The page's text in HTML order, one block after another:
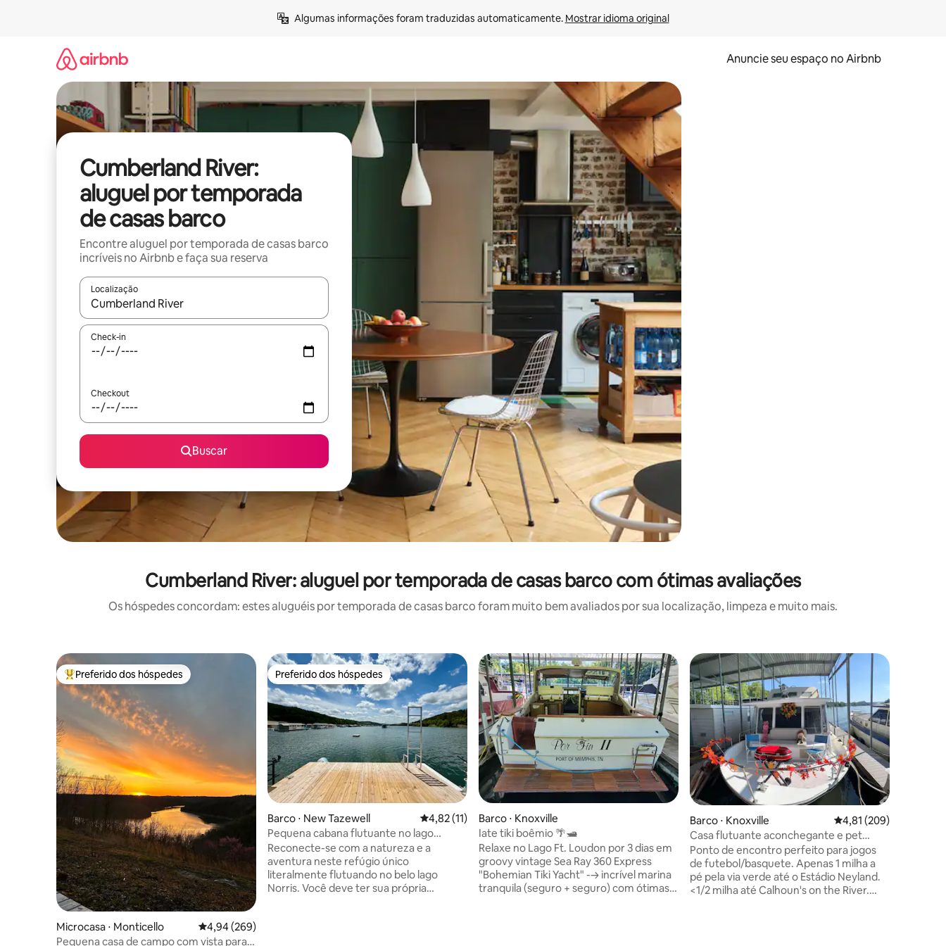
Algumas informações foram traduzidas automaticamente. Mostrar idioma original
Anuncie seu espaço no Airbnb
Cumberland River:
aluguel por temporada
de casas barco
Encontre aluguel por temporada de casas barco
incríveis no Airbnb e faça sua reserva
Localização
Quando os resultados estiverem disponíveis, explore-os usando as seta para cima e para baixo do teclado ou tocando e deslizando o dedo na tela.
Check-in
Checkout
Buscar
Cumberland River: aluguel por temporada de casas barco com ótimas avaliações
Os hóspedes concordam: estes aluguéis por temporada de casas barco foram muito bem avaliados por sua localização, limpeza e muito mais.
Entre os melhores preferidos dos hóspedes
Preferido dos hóspedes
Microcasa ⋅ Monticello 4,94 de uma avaliação média de 5, 269 avaliações
4,94 (269)
Pequena casa de campo com vista para o
Preferido dos hóspedes
Preferido dos hóspedes
Barco ⋅ New Tazewell 4,82 de uma avaliação média de 5, 11 avaliações
4,82 (11)
Pequena cabana flutuante no lago
Norris!
Reconecte-se com a natureza e a
aventura neste refúgio único
literalmente flutuando no belo lago
Norris. Você deve ter sua própria
Barco ⋅ Knoxville
Iate tiki boêmio 🌴🛥
Relaxe no Lago Ft. Loudon por 3 dias em
groovy vintage Sea Ray 360 Express
"Bohemian Tiki Yacht" ---> incrível marina
tranquila (seguro + seguro) com ótimas
Barco ⋅ Knoxville 4,81 de uma avaliação
4,81 (209)
Casa flutuante aconchegante e pet
friendly dos anos 70 com caiaques perto
da UT.
Ponto de encontro perfeito para jogos
de futebol/basquete. Apenas 1 milha a
pé pela via verde até o Estádio Neyland.
<1/2 milha até Calhoun's on the River.